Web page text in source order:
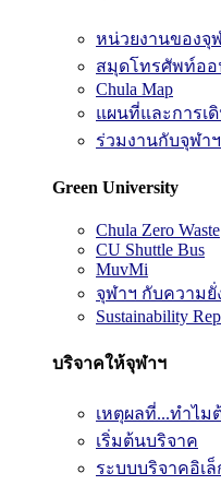
หน่วยงานของจุ
สมุดโทรศัพท์อ
Chula Map
แผนที่และการเ
ร่วมงานกับจุฬาฯ
Green University
Chula Zero Waste
CU Shuttle Bus
MuvMi
จุฬาฯ กับความยั่
Sustainability
บริจาคให้จุฬาฯ
เหตุผลที่...ทำไม
เริ่มต้นบริจาค
ระบบบริจาคอิเ